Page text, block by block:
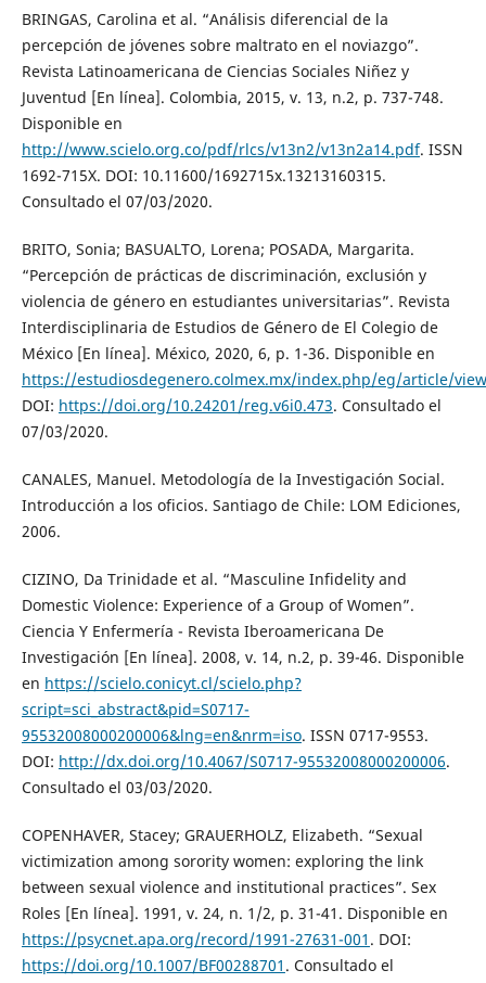
BRINGAS, Carolina et al. “Análisis diferencial de la
percepción de jóvenes sobre maltrato en el noviazgo”.
Revista Latinoamericana de Ciencias Sociales Niñez y
Juventud [En línea]. Colombia, 2015, v. 13, n.2, p. 737-748.
Disponible en
http://www.scielo.org.co/pdf/rlcs/v13n2/v13n2a14.pdf. ISSN
1692-715X. DOI: 10.11600/1692715x.13213160315.
Consultado el 07/03/2020.
BRITO, Sonia; BASUALTO, Lorena; POSADA, Margarita.
“Percepción de prácticas de discriminación, exclusión y
violencia de género en estudiantes universitarias”. Revista
Interdisciplinaria de Estudios de Género de El Colegio de
México [En línea]. México, 2020, 6, p. 1-36. Disponible en
https://estudiosdegenero.colmex.mx/index.php/eg/article/
DOI: https://doi.org/10.24201/reg.v6i0.473. Consultado el
07/03/2020.
CANALES, Manuel. Metodología de la Investigación Social.
Introducción a los oficios. Santiago de Chile: LOM Ediciones,
2006.
CIZINO, Da Trinidade et al. “Masculine Infidelity and
Domestic Violence: Experience of a Group of Women”.
Ciencia Y Enfermería - Revista Iberoamericana De
Investigación [En línea]. 2008, v. 14, n.2, p. 39-46. Disponible
en https://scielo.conicyt.cl/scielo.php?
script=sci_abstract&pid=S0717-
95532008000200006&lng=en&nrm=iso. ISSN 0717-9553.
DOI: http://dx.doi.org/10.4067/S0717-95532008000200006.
Consultado el 03/03/2020.
COPENHAVER, Stacey; GRAUERHOLZ, Elizabeth. “Sexual
victimization among sorority women: exploring the link
between sexual violence and institutional practices”. Sex
Roles [En línea]. 1991, v. 24, n. 1/2, p. 31-41. Disponible en
https://psycnet.apa.org/record/1991-27631-001 . DOI:
https://doi.org/10.1007/BF00288701 . Consultado el